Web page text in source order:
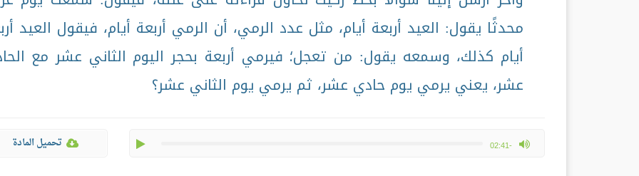
محدثًا يقول: العيد أربعة أيام، مثل عدد الرمي، أن الرمي أربعة أيام، فيقول العيد
أيام كذلك، وسمعه يقول: من تعجل؛ فيرمي أربعة بحجر اليوم الثاني عشر مع
عشر، يعني يرمي يوم حادي عشر، ثم يرمي يوم الثاني عشر؟
-02:41
max volume تحميل المادة